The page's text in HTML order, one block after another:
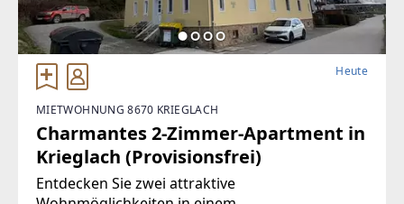
Heute
MIETWOHNUNG 8670 KRIEGLACH
Charmantes 2-Zimmer-Apartment in
Krieglach (Provisionsfrei)
Entdecken Sie zwei attraktive